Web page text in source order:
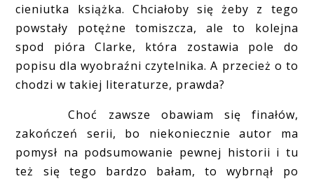
cieniutka książka. Chciałoby się żeby z tego
powstały potężne tomiszcza, ale to kolejna
spod pióra Clarke, która zostawia pole do
popisu dla wyobraźni czytelnika. A przecież o to
chodzi w takiej literaturze, prawda?
Choć zawsze obawiam się finałów,
zakończeń serii, bo niekoniecznie autor ma
pomysł na podsumowanie pewnej historii i tu
też się tego bardzo bałam, to wybrnął po